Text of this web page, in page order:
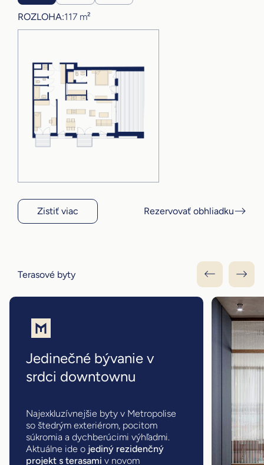
ROZLOHA:117 m²
Zistiť viac Rezervovať obhliadku
Terasové byty
Jedinečné bývanie v
srdci downtownu
Najexkluzívnejšie byty v Metropolise
so štedrým exteriérom, pocitom
súkromia a dychberúcimi výhľadmi.
Aktuálne ide o jediný rezidenčný
projekt s terasami v novom